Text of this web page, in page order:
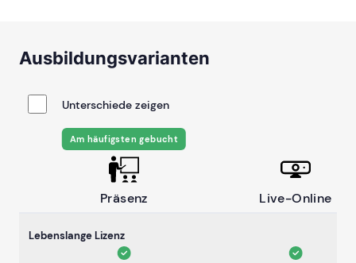
Ausbildungsvarianten
Unterschiede zeigen
Präsenz
Am häufigsten gebucht
Live-Online
Lebenslange Lizenz